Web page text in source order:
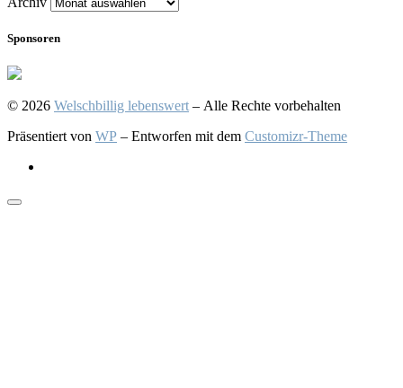
Sponsoren
© 2026 Welschbillig lebenswert – Alle Rechte vorbehalten
Präsentiert von WP – Entworfen mit dem Customizr-Theme